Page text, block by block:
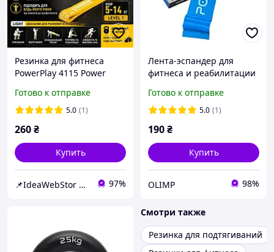
Резинка для фитнеса
PowerPlay 4115 Power
эспандер-петля для
подтягиваний
5 14 кг
Готово к отправке
5.0 (1)
260₴
Купить
📌IdeaWebStor интернет-магазин товаров для спорта 97%
Лента-эспандер для
фитнеса и реабилитации
MediBand Light Синяя (6.8
кг)
Готово к отправке
5.0 (1)
190₴
Купить
OLIMP 98%
Смотри также
Резинка для подтягиваний